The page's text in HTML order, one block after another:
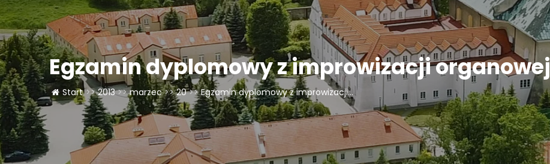
Egzamin dyplomowy z improwizacji organowej
Start >> 2013 >> marzec >> 20 >> Egzamin dyplomowy z improwizacji...